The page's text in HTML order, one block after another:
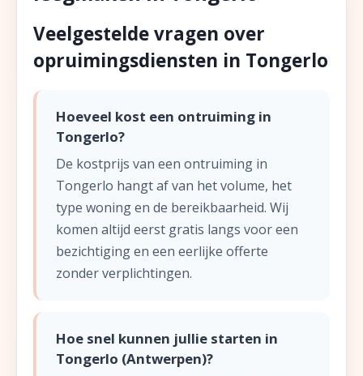
Veelgestelde vragen over
opruimingsdiensten in Tongerlo
Hoeveel kost een ontruiming in
Tongerlo?
De kostprijs van een ontruiming in
Tongerlo hangt af van het volume, het
type woning en de bereikbaarheid. Wij
komen altijd eerst gratis langs voor een
bezichtiging en een eerlijke offerte
zonder verplichtingen.
Hoe snel kunnen jullie starten in
Tongerlo (Antwerpen)?